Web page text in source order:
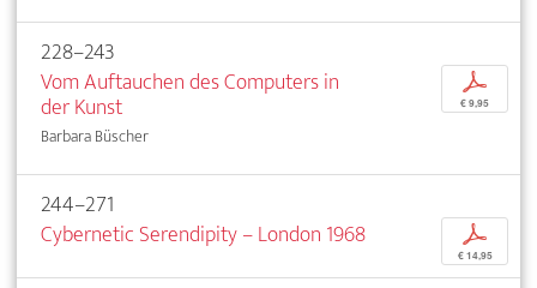
228–243
Vom Auftauchen des Computers in
der Kunst
Barbara Büscher
p
€ 9,95
244–271
Cybernetic Serendipity – London 1968
p
€ 14,95